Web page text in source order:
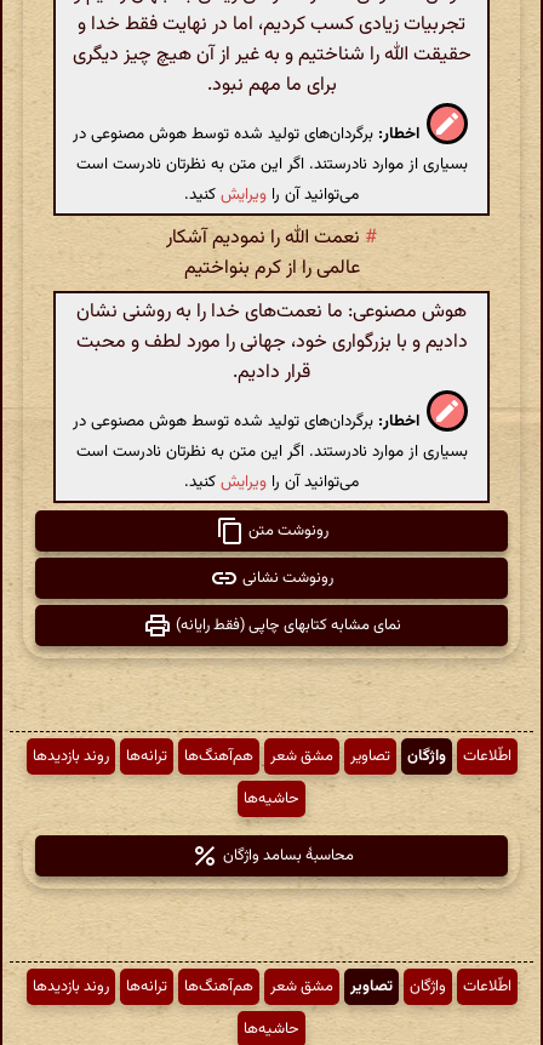
تجربیات زیادی کسب کردیم، اما در نهایت فقط خدا و
حقیقت الله را شناختیم و به غیر از آن هیچ چیز دیگری
برای ما مهم نبود.
اخطار: برگردان‌های تولید شده توسط هوش مصنوعی در
بسیاری از موارد نادرستند. اگر این متن به نظرتان نادرست است
می‌توانید آن را ویرایشکنید.
# نعمت الله را نمودیم آشکار
عالمی را از کرم بنواختیم
هوش مصنوعی: ما نعمت‌های خدا را به روشنی نشان
دادیم و با بزرگواری خود، جهانی را مورد لطف و محبت
قرار دادیم.
اخطار: برگردان‌های تولید شده توسط هوش مصنوعی در
بسیاری از موارد نادرستند. اگر این متن به نظرتان نادرست است
می‌توانید آن را ویرایشکنید.
رونوشت متن
رونوشت نشانی
نمای مشابه کتابهای چاپی (فقط رایانه)
اطّلاعات واژگان تصاویر مشق شعر هم‌آهنگ‌ها ترانه‌ها
روند بازدیدها
حاشیه‌ها
محاسبهٔ بسامد واژگان
اطّلاعات واژگان تصاویر مشق شعر هم‌آهنگ‌ها ترانه‌ها
روند بازدیدها
حاشیه‌ها